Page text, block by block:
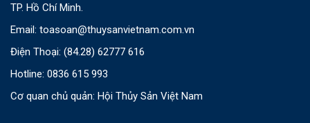
TP. Hồ Chí Minh.
Email: toasoan@thuysanvietnam.com.vn
Điện Thoại: (84.28) 62777 616
Hotline: 0836 615 993
Cơ quan chủ quản: Hội Thủy Sản Việt Nam